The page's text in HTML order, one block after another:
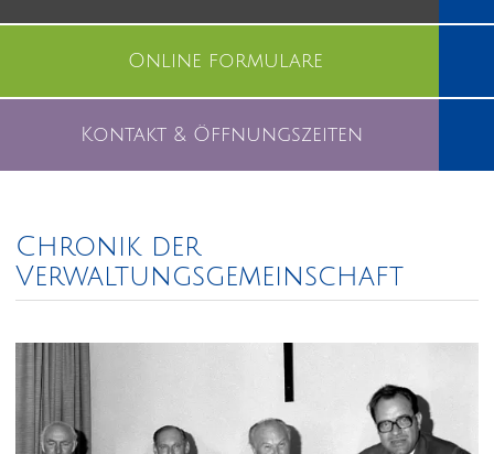
Online formulare
Kontakt & Öffnungszeiten
Chronik der
Verwaltungsgemeinschaft